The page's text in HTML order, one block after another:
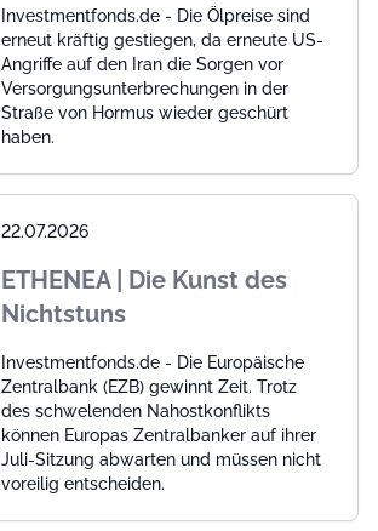
Investmentfonds.de - Die Ölpreise sind
erneut kräftig gestiegen, da erneute US-
Angriffe auf den Iran die Sorgen vor
Versorgungsunterbrechungen in der
Straße von Hormus wieder geschürt
haben.
22.07.2026
ETHENEA | Die Kunst des
Nichtstuns
Investmentfonds.de - Die Europäische
Zentralbank (EZB) gewinnt Zeit. Trotz
des schwelenden Nahostkonflikts
können Europas Zentralbanker auf ihrer
Juli-Sitzung abwarten und müssen nicht
voreilig entscheiden.